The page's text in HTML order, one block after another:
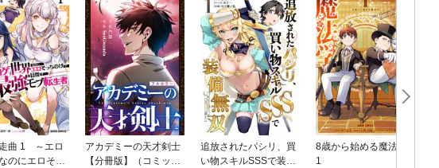
曲 1 ～エロ
のにエロそっ
アカデミーの天才剣士
【分冊版】（コミッ
追放されたパシリ、買
い物スキルSSSで装備
8歳から始める魔法学
1